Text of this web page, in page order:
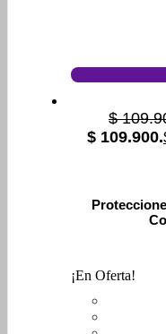
$
$ 109.900.
¡En Oferta!